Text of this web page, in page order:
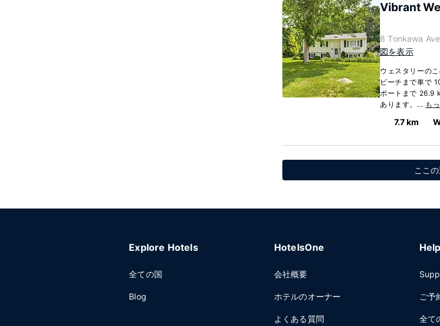
Vibrant
8 Tonkawa
図を表示
ウェスタリーの
ビーチまで車で
ポートまで 26.9
あります。... も
7.7 km
ここ
Explore Hotels
全ての国
Blog
HotelsOne
会社概要
ホテルのオーナー
よくある質問
ご予
全て